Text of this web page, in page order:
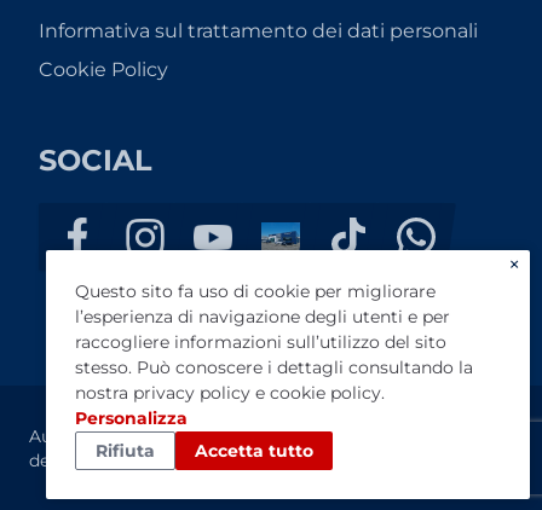
Informativa sul trattamento dei dati personali
Cookie Policy
SOCIAL
Auto P Srl - P.IVA: 01255070466 - REA: LU128390 Registro
delle imprese di Lucca – Capitale Sociale 100.000,00
×
Questo sito fa uso di cookie per migliorare
l’esperienza di navigazione degli utenti e per
raccogliere informazioni sull’utilizzo del sito
stesso. Può conoscere i dettagli consultando la
nostra privacy policy e cookie policy.
Personalizza
Rifiuta
Accetta tutto